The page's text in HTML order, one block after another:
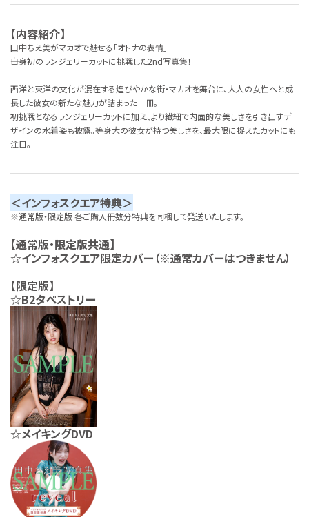
【内容紹介】
田中ちえ美がマカオで魅せる「オトナの表情」
――自身初のランジェリーカットに挑戦した2nd写真集！
西洋と東洋の文化が混在する煌びやかな街・マカオを舞台に、大人の女性へと成
長した彼女の新たな魅力が詰まった一冊。
初挑戦となるランジェリーカットに加え、より繊細で内面的な美しさを引き出すデ
ザインの水着姿も披露。等身大の彼女が持つ美しさを、最大限に捉えたカットにも
注目。
＜インフォスクエア特典＞
※通常版・限定版 各ご購入冊数分特典を同梱して発送いたします。
【通常版・限定版共通】
☆インフォスクエア限定カバー（※通常カバーはつきません）
【限定版】
☆B2タペストリー
☆メイキングDVD